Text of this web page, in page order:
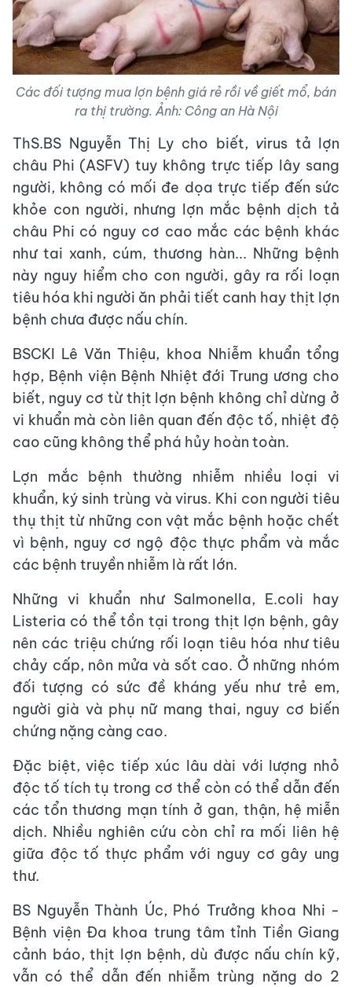
Các đối tượng mua lợn bệnh giá rẻ rồi về giết mổ, bán
ra thị trường. Ảnh: Công an Hà Nội
ThS.BS Nguyễn Thị Ly cho biết, virus tả lợn
châu Phi (ASFV) tuy không trực tiếp lây sang
người, không có mối đe dọa trực tiếp đến sức
khỏe con người, nhưng lợn mắc bệnh dịch tả
châu Phi có nguy cơ cao mắc các bệnh khác
như tai xanh, cúm, thương hàn... Những bệnh
này nguy hiểm cho con người, gây ra rối loạn
tiêu hóa khi người ăn phải tiết canh hay thịt lợn
bệnh chưa được nấu chín.
BSCKI Lê Văn Thiệu, khoa Nhiễm khuẩn tổng
hợp, Bệnh viện Bệnh Nhiệt đới Trung ương cho
biết, nguy cơ từ thịt lợn bệnh không chỉ dừng ở
vi khuẩn mà còn liên quan đến độc tố, nhiệt độ
cao cũng không thể phá hủy hoàn toàn.
Lợn mắc bệnh thường nhiễm nhiều loại vi
khuẩn, ký sinh trùng và virus. Khi con người tiêu
thụ thịt từ những con vật mắc bệnh hoặc chết
vì bệnh, nguy cơ ngộ độc thực phẩm và mắc
các bệnh truyền nhiễm là rất lớn.
Những vi khuẩn như Salmonella, E.coli hay
Listeria có thể tồn tại trong thịt lợn bệnh, gây
nên các triệu chứng rối loạn tiêu hóa như tiêu
chảy cấp, nôn mửa và sốt cao. Ở những nhóm
đối tượng có sức đề kháng yếu như trẻ em,
người già và phụ nữ mang thai, nguy cơ biến
chứng nặng càng cao.
Đặc biệt, việc tiếp xúc lâu dài với lượng nhỏ
độc tố tích tụ trong cơ thể còn có thể dẫn đến
các tổn thương mạn tính ở gan, thận, hệ miễn
dịch. Nhiều nghiên cứu còn chỉ ra mối liên hệ
giữa độc tố thực phẩm với nguy cơ gây ung
thư.
BS Nguyễn Thành Úc, Phó Trưởng khoa Nhi -
Bệnh viện Đa khoa trung tâm tỉnh Tiền Giang
cảnh báo, thịt lợn bệnh, dù được nấu chín kỹ,
vẫn có thể dẫn đến nhiễm trùng nặng do 2